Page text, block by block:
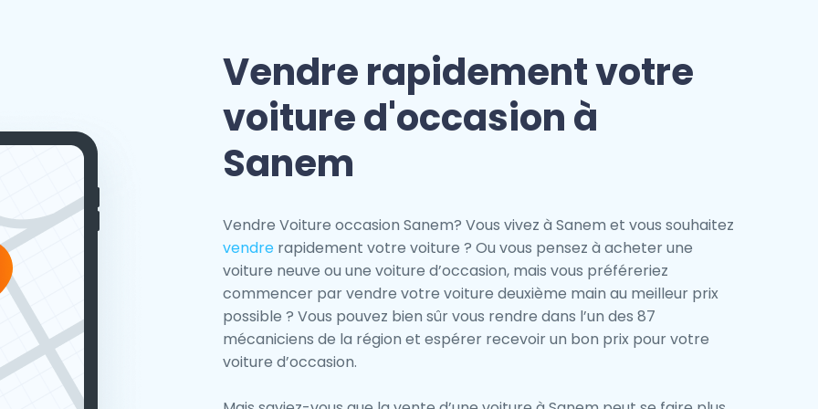
Vendre rapidement votre
voiture d'occasion à
Sanem
Vendre Voiture occasion Sanem? Vous vivez à Sanem et vous souhaitez
vendre rapidement votre voiture ? Ou vous pensez à acheter une
voiture neuve ou une voiture d’occasion, mais vous préféreriez
commencer par vendre votre voiture deuxième main au meilleur prix
possible ? Vous pouvez bien sûr vous rendre dans l’un des 87
mécaniciens de la région et espérer recevoir un bon prix pour votre
voiture d’occasion.